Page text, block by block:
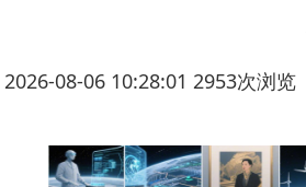
2026-08-06 10:28:01 2953次浏览